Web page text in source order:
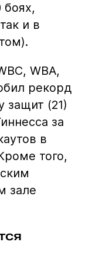
и в
WBA,
рекорд
защит (21)
за
в
того,
зале